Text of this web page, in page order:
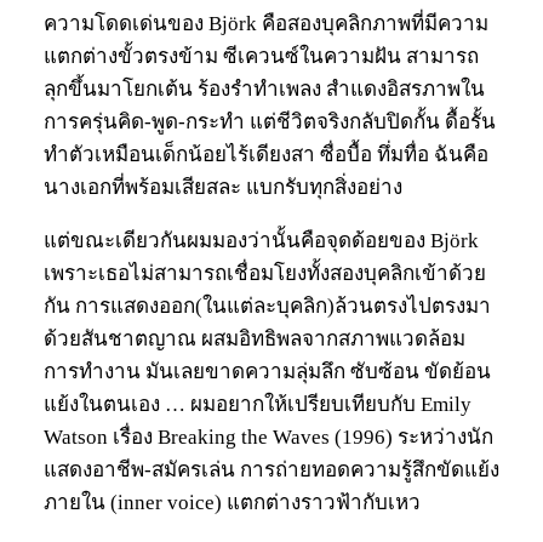
ความโดดเด่นของ Björk คือสองบุคลิกภาพที่มีความ
แตกต่างขั้วตรงข้าม ซีเควนซ์ในความฝัน สามารถ
ลุกขึ้นมาโยกเต้น ร้องรำทำเพลง สำแดงอิสรภาพใน
การครุ่นคิด-พูด-กระทำ แต่ชีวิตจริงกลับปิดกั้น ดื้อรั้น
ทำตัวเหมือนเด็กน้อยไร้เดียงสา ซื่อบื้อ ทึ่มทื่อ ฉันคือ
นางเอกที่พร้อมเสียสละ แบกรับทุกสิ่งอย่าง
แต่ขณะเดียวกันผมมองว่านั้นคือจุดด้อยของ Björk
เพราะเธอไม่สามารถเชื่อมโยงทั้งสองบุคลิกเข้าด้วย
กัน การแสดงออก(ในแต่ละบุคลิก)ล้วนตรงไปตรงมา
ด้วยสันชาตญาณ ผสมอิทธิพลจากสภาพแวดล้อม
การทำงาน มันเลยขาดความลุ่มลึก ซับซ้อน ขัดย้อน
แย้งในตนเอง … ผมอยากให้เปรียบเทียบกับ Emily
Watson เรื่อง Breaking the Waves (1996) ระหว่างนัก
แสดงอาชีพ-สมัครเล่น การถ่ายทอดความรู้สึกขัดแย้ง
ภายใน (inner voice) แตกต่างราวฟ้ากับเหว